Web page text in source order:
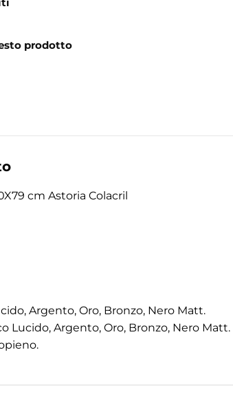
prodotto
cm Astoria Colacril
Argento, Oro, Bronzo, Nero Matt.
Lucido, Argento, Oro, Bronzo, Nero Matt.